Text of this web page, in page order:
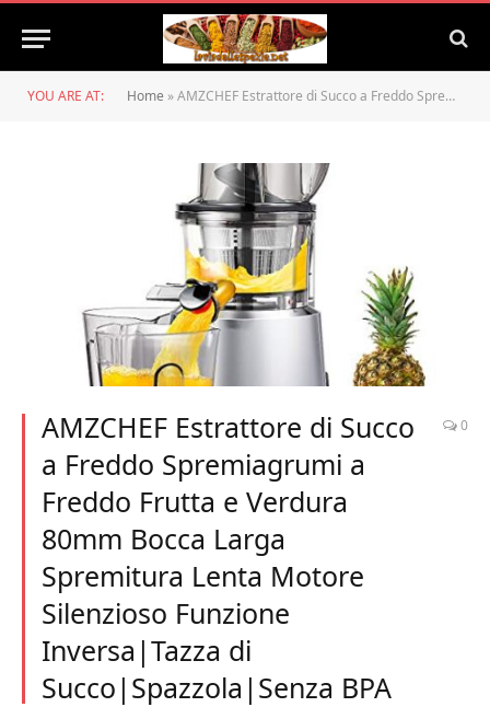
YOU ARE AT: Home »AMZCHEF Estrattore di Succo a Freddo Spremiagrumi a Freddo Frutta e Verdura 80mm Bocca Larga Spremitura Lenta Motore Silenzioso Funzione Inversa|Tazza di Succo|Spazzola|Senza BPA
AMZCHEF Estrattore di Succo
a Freddo Spremiagrumi a
Freddo Frutta e Verdura
80mm Bocca Larga
Spremitura Lenta Motore
Silenzioso Funzione
Inversa|Tazza di
Succo|Spazzola|Senza BPA
0